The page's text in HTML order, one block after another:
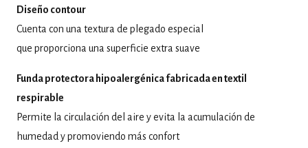
Diseño contour
Cuenta con una textura de plegado especial
que proporciona una superficie extra suave
Funda protectora hipoalergénica fabricada en textil
respirable
Permite la circulación del aire y evita la acumulación de
humedad y promoviendo más confort